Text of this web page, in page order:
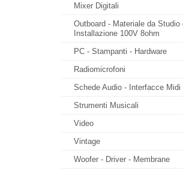
Mixer Digitali
Outboard - Materiale da Studio
Installazione 100V 8ohm
PC - Stampanti - Hardware
Radiomicrofoni
Schede Audio - Interfacce Midi
Strumenti Musicali
Video
Vintage
Woofer - Driver - Membrane